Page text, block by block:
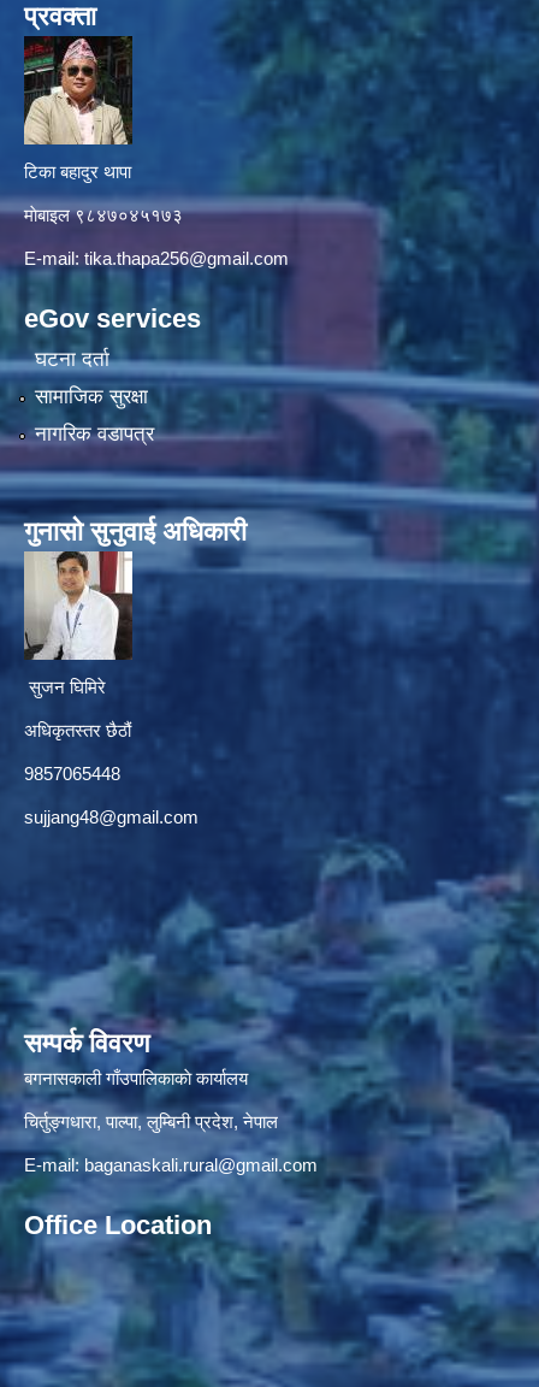
प्रवक्ता
टिका बहादुर थापा
माे‍बाइल ९८४७०४५१७३
E-mail: tika.thapa256@gmail.com
eGov services
घटना दर्ता
सामाजिक सुरक्षा
नागरिक वडापत्र
गुनासाे सुनुवाई अधिकारी
सुजन घिमिरे
अधिकृतस्तर छैठौं‌
9857065448
sujjang48@gmail.com
सम्पर्क विवरण
बगनासकाली गाँउपालिकाकाे कार्यालय
चिर्तुङ्गधारा, पाल्पा, लुम्बिनी प्रदेश, नेपाल
E-mail: baganaskali.rural@gmail.com
Office Location